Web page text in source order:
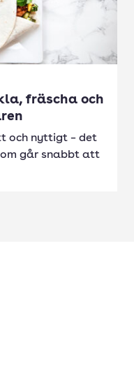
fräscha och
och nyttigt – det
går snabbt att